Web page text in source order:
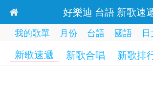
好樂迪 台語 新歌速
我的歌單 月份 台語 國語 日
新歌速遞 新歌合唱 新歌排